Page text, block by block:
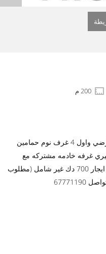
200 م
للإيجار دوبلكس الدعيه موقع مميز جدا ارضي واول 4 غرف نوم حمامين
غرفه خادمه مشتركه مع
حمامها تكييف وحدات 3 مواقف سيارات ايجار 700 دك غير شامل (مطلوب